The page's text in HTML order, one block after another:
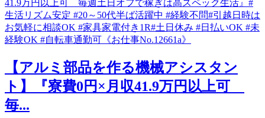
【アルミ部品を作る機械アシスタン
ト】『寮費0円×月収41.9万円以上可
毎...